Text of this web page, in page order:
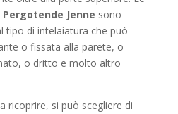
Pergotende Jenne sono
tipo di intelaiatura che può
o fissata alla parete, o
o dritto e molto altro
ricoprire, si può scegliere di